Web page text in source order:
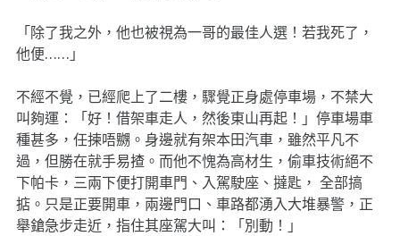
「除了我之外，他也被視為一哥的最佳人選！若我死了，
他便……」
不經不覺，已經爬上了二樓，驟覺正身處停車場，不禁大
叫夠運：「好！借架車走人，然後東山再起！」停車場車
種甚多，任揀唔嬲。身邊就有架本田汽車，雖然平凡不
過，但勝在就手易揸。而他不愧為高材生，偷車技術絕不
下帕卡，三兩下便打開車門、入駕駛座、撻匙， 全部搞
掂。只是正要開車，兩邊門口、車路都湧入大堆暴警，正
舉鎗急步走近，指住其座駕大叫：「別動！」